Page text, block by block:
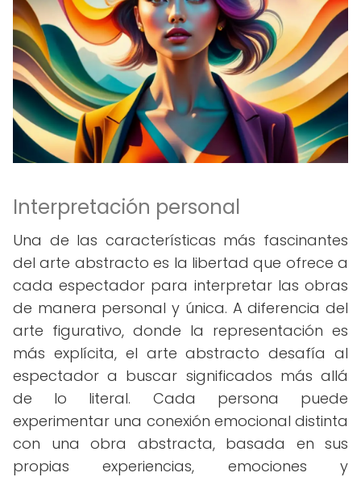
Interpretación personal
Una de las características más fascinantes
del arte abstracto es la libertad que ofrece a
cada espectador para interpretar las obras
de manera personal y única. A diferencia del
arte figurativo, donde la representación es
más explícita, el arte abstracto desafía al
espectador a buscar significados más allá
de lo literal. Cada persona puede
experimentar una conexión emocional distinta
con una obra abstracta, basada en sus
propias experiencias, emociones y